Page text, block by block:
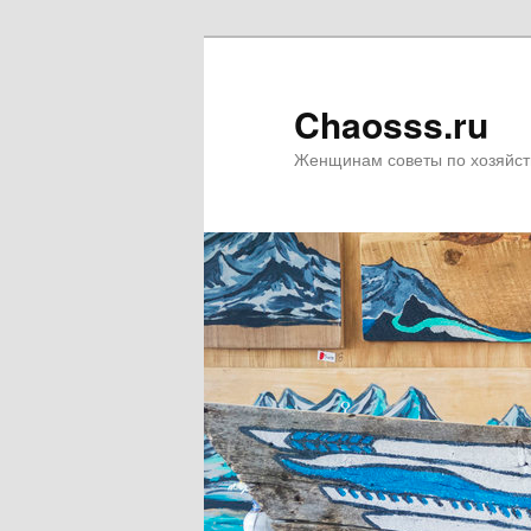
Chaosss.ru
Женщинам советы по